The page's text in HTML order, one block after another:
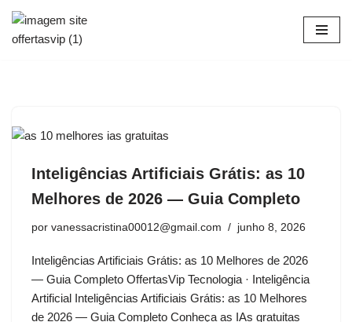
Pular
Inteligências Artificiais Grátis: as 10
Melhores de 2026 — Guia Completo
por vanessacristina00012@gmail.com junho 8, 2026
Inteligências Artificiais Grátis: as 10 Melhores de 2026
— Guia Completo OffertasVip Tecnologia · Inteligência
Artificial Inteligências Artificiais Grátis: as 10 Melhores
de 2026 — Guia Completo Conheça as IAs gratuitas